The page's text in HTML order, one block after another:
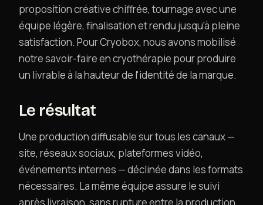
proposition créative chiffrée, tournage avec une
équipe légère, finalisation et rendu jusqu'à pleine
satisfaction. Pour Cryobox, nous avons mobilisé
notre savoir-faire en cryothérapie pour produire
un livrable à la hauteur de l'identité de la marque.
Le résultat
Une production diffusable sur tous les canaux —
site, réseaux sociaux, plateformes vidéo,
événements internes — déclinée dans les formats
nécessaires. La même équipe assure le suivi